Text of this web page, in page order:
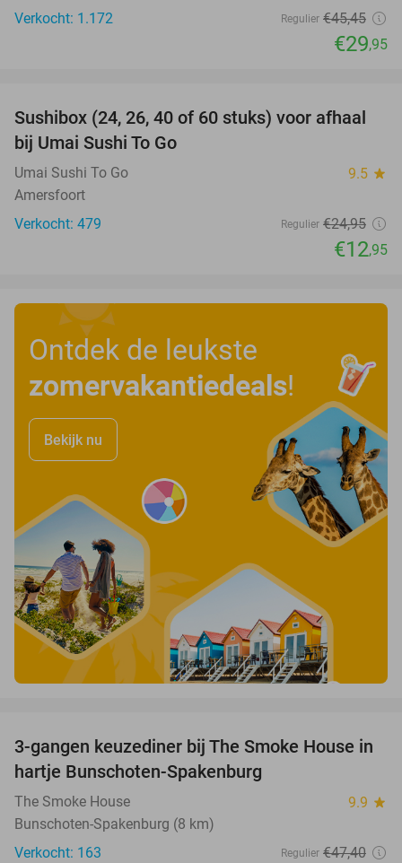
Verkocht: 1.172
Regulier €45,45
€29,95
48%
Sushibox (24, 26, 40 of 60 stuks) voor afhaal
bij Umai Sushi To Go
Umai Sushi To Go 9.5 star
Amersfoort
Verkocht: 479
Regulier €24,95
€12,95
Ontdek de leukste
zomervakantiedeals!
Bekijk nu
37%
3-gangen keuzediner bij The Smoke House in
hartje Bunschoten-Spakenburg
The Smoke House 9.9 star
Bunschoten-Spakenburg (8 km)
Verkocht: 163
Regulier €47,40